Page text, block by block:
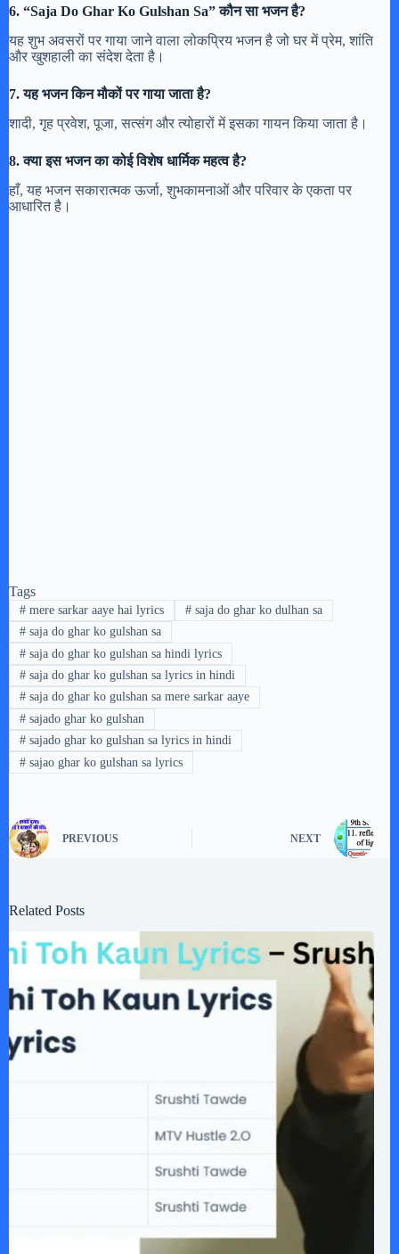
6. “Saja Do Ghar Ko Gulshan Sa” कौन सा भजन है?
यह शुभ अवसरों पर गाया जाने वाला लोकप्रिय भजन है जो घर में प्रेम, शांति
और खुशहाली का संदेश देता है।
7. यह भजन किन मौकों पर गाया जाता है?
शादी, गृह प्रवेश, पूजा, सत्संग और त्योहारों में इसका गायन किया जाता है।
8. क्या इस भजन का कोई विशेष धार्मिक महत्व है?
हाँ, यह भजन सकारात्मक ऊर्जा, शुभकामनाओं और परिवार के एकता पर
आधारित है।
Tags
#mere sarkar aaye hai lyrics #saja do ghar ko dulhan sa
#saja do ghar ko gulshan sa
#saja do ghar ko gulshan sa hindi lyrics
#saja do ghar ko gulshan sa lyrics in hindi
#saja do ghar ko gulshan sa mere sarkar aaye
#sajado ghar ko gulshan
#sajado ghar ko gulshan sa lyrics in hindi
#sajao ghar ko gulshan sa lyrics
PREVIOUS NEXT
Related Posts